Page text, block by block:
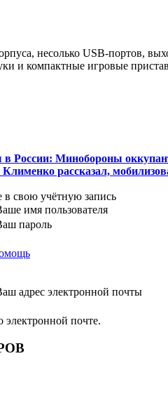
несолько USB-портов,
и компактные игровые
России: Минобороны
рассказал,
свою учётную запись
имя пользователя
пароль
адрес электронной почты
почте.